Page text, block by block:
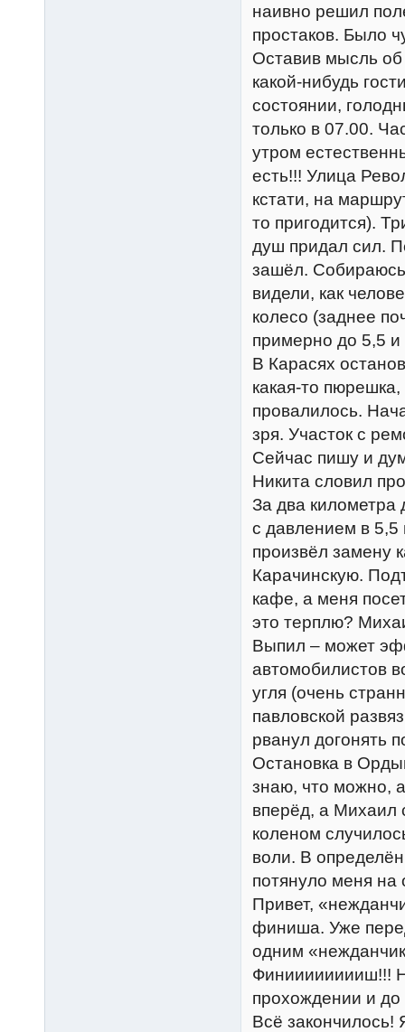
наивно решил
простаков. Было
Оставив мысль об
какой-нибудь
состоянии,
только в 07.00.
утром
есть!!! Улица
кстати, на
то пригодится).
душ придал сил.
зашёл.
видели, как
колесо (заднее
примерно до 5,5 и
В Карасях
какая-то
провалилось.
зря. Участок с
Сейчас пишу и
Никита словил
За два километра
с давлением в
произвёл замену
Карачинскую.
кафе, а меня
это терплю?
Выпил – может
автомобилистов
угля (очень
павловской
рванул догонять
Остановка в
знаю, что можно,
вперёд, а Михаил
коленом
воли. В
потянуло меня на
Привет,
финиша. Уже
одним
Финииииииииш!!!
прохождении и
Всё закончилось!